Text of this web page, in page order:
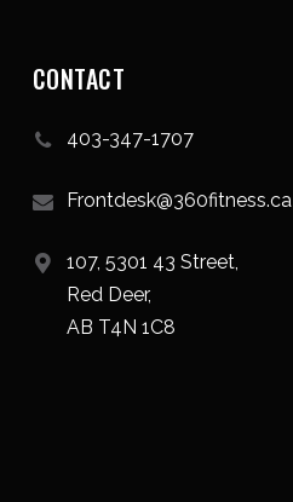
CONTACT
403-347-1707
Frontdesk@360fitness.ca
107, 5301 43 Street,
Red Deer,
AB T4N 1C8